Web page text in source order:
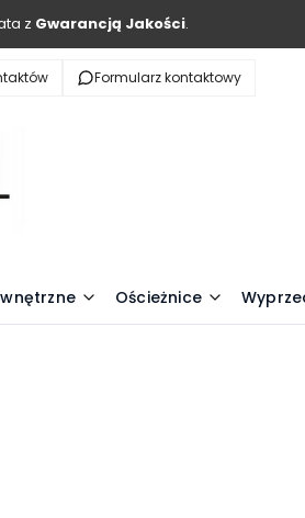
z Gwarancją Jakości.
Formularz kontaktowy
Ościeżnice